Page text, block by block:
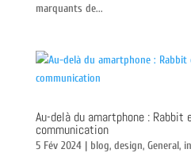
marquants de...
Au-delà du amartphone :
communication
5 Fév 2024 | blog, design, General,